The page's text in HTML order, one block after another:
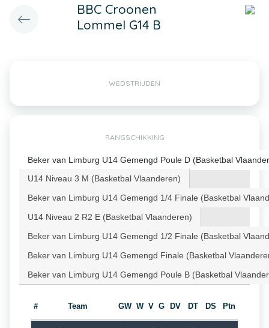
BBC Croonen
Lommel G14 B
WEDSTRIJDEN
RANGSCHIKKING
Beker van Limburg U14 Gemengd Poule D (Basketbal
U14 Niveau 3 M (Basketbal Vlaanderen)
Beker van Limburg U14 Gemengd 1/4 Finale (Basketbal
U14 Niveau 2 R2 E (Basketbal Vlaanderen)
Beker van Limburg U14 Gemengd 1/2 Finale (Basketbal
Beker van Limburg U14 Gemengd Finale (Basketbal
Beker van Limburg U14 Gemengd Poule B (Basketbal
# Team GW W V G DV DT DS Ptn